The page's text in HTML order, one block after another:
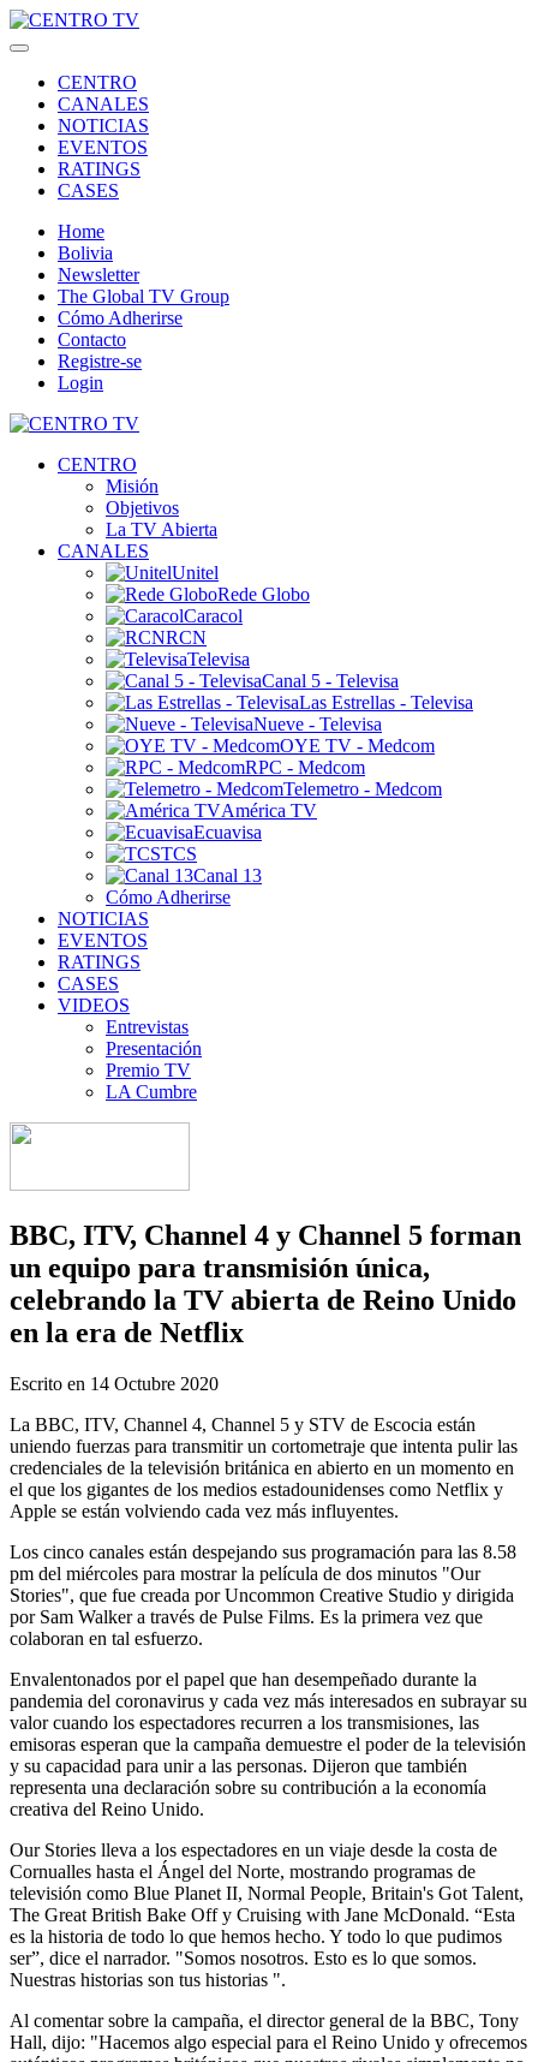
CENTRO
CANALES
NOTICIAS
EVENTOS
RATINGS
CASES
Home
Bolivia
Newsletter
The Global TV Group
Cómo Adherirse
Contacto
Registre-se
Login
CENTRO
Misión
Objetivos
La TV Abierta
CANALES
Unitel
Rede Globo
Caracol
RCN
Televisa
Canal 5 - Televisa
Las Estrellas - Televisa
Nueve - Televisa
OYE TV - Medcom
RPC - Medcom
Telemetro - Medcom
América TV
Ecuavisa
TCS
Canal 13
Cómo Adherirse
NOTICIAS
EVENTOS
RATINGS
CASES
VIDEOS
Entrevistas
Presentación
Premio TV
LA Cumbre
BBC, ITV, Channel 4 y Channel 5 forman
un equipo para transmisión única,
celebrando la TV abierta de Reino Unido
en la era de Netflix
Escrito en 14 Octubre 2020
La BBC, ITV, Channel 4, Channel 5 y STV de Escocia están
uniendo fuerzas para transmitir un cortometraje que intenta pulir las
credenciales de la televisión británica en abierto en un momento en
el que los gigantes de los medios estadounidenses como Netflix y
Apple se están volviendo cada vez más influyentes.
Los cinco canales están despejando sus programación para las 8.58
pm del miércoles para mostrar la película de dos minutos "Our
Stories", que fue creada por Uncommon Creative Studio y dirigida
por Sam Walker a través de Pulse Films. Es la primera vez que
colaboran en tal esfuerzo.
Envalentonados por el papel que han desempeñado durante la
pandemia del coronavirus y cada vez más interesados ​​en subrayar su
valor cuando los espectadores recurren a los transmisiones, las
emisoras esperan que la campaña demuestre el poder de la televisión
y su capacidad para unir a las personas. Dijeron que también
representa una declaración sobre su contribución a la economía
creativa del Reino Unido.
Our Stories lleva a los espectadores en un viaje desde la costa de
Cornualles hasta el Ángel del Norte, mostrando programas de
televisión como Blue Planet II, Normal People, Britain's Got Talent,
The Great British Bake Off y Cruising with Jane McDonald. “Esta
es la historia de todo lo que hemos hecho. Y todo lo que pudimos
ser”, dice el narrador. "Somos nosotros. Esto es lo que somos.
Nuestras historias son tus historias ".
Al comentar sobre la campaña, el director general de la BBC, Tony
Hall, dijo: "Hacemos algo especial para el Reino Unido y ofrecemos